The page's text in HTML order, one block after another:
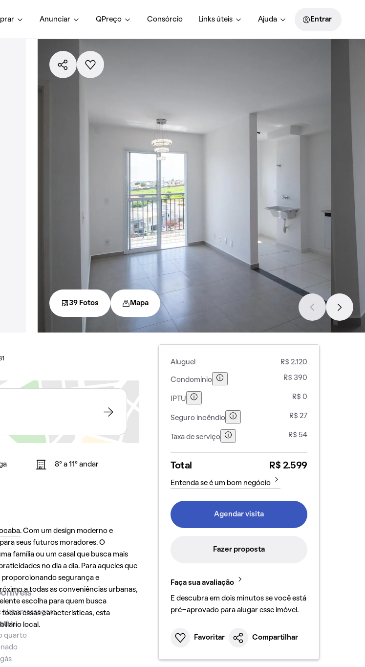
Anunciar QPreço Consórcio Links úteis Ajuda Entrar
39 Fotos Mapa
8° a 11° andar
. Com um design moderno e
seus futuros moradores. O
família ou um casal que busca mais
no dia a dia. Para aqueles que
segurança e
a todas as conveniências urbanas,
escolha para quem busca
todas essas características, esta
local.
hidromassagem
quarto
Aluguel R$ 2.120
Condomínio R$ 390
IPTU R$ 0
Seguro incêndio R$ 27
Taxa de serviço R$ 54
Total R$ 2.599
Entenda se é um bom negócio
Agendar visita
Fazer proposta
Faça sua avaliação
E descubra em dois minutos se você está
pré-aprovado para alugar esse imóvel.
Favoritar Compartilhar